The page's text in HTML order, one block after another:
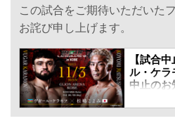
この試合をご期待いただいた
お詫び申し上げます。
【試合
ル・ケラ
中止のお